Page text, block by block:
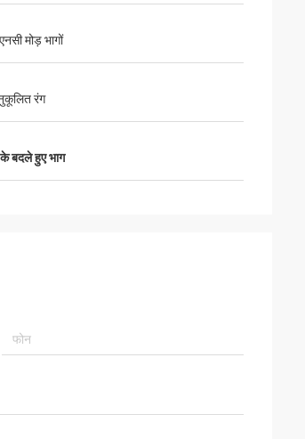
मोड़ भागों
रंग
बदले हुए भाग